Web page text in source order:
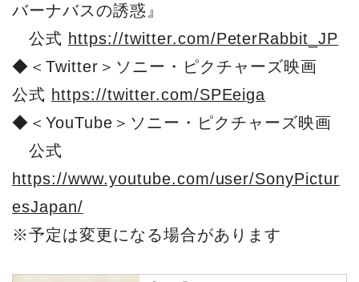
バーナバスの誘惑』
公式 https://twitter.com/PeterRabbit_JP
◆＜Twitter＞ソニー・ピクチャーズ映画
公式 https://twitter.com/SPEeiga
◆＜YouTube＞ソニー・ピクチャーズ映画
公式
https://www.youtube.com/user/SonyPictur
esJapan/
※予定は変更になる場合があります